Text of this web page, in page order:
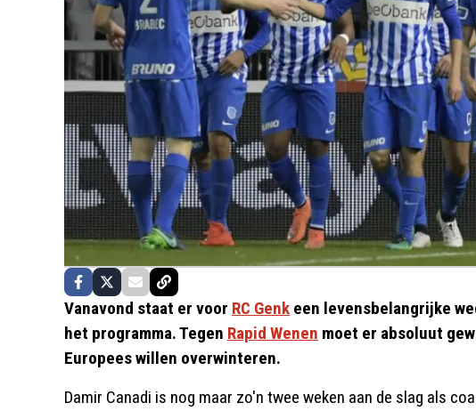
Vanavond staat er voor RC Genk een levensbelangrijke
het programma. Tegen Rapid Wenen moet er absoluut
Europees willen overwinteren.
Damir Canadi is nog maar zo'n twee weken aan de slag als